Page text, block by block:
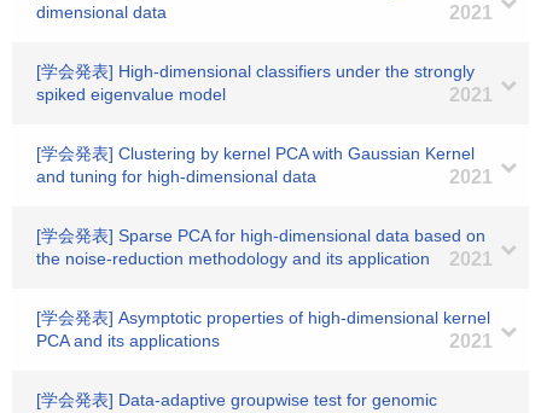
dimensional data
2021
[学会発表] High-dimensional classifiers under the strongly
spiked eigenvalue model
2021
[学会発表] Clustering by kernel PCA with Gaussian Kernel
and tuning for high-dimensional data
2021
[学会発表] Sparse PCA for high-dimensional data based on
the noise-reduction methodology and its application
2021
[学会発表] Asymptotic properties of high-dimensional kernel
PCA and its applications
2021
[学会発表] Data-adaptive groupwise test for genomic